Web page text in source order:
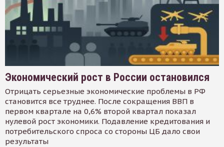
Экономический рост в России остановился
Отрицать серьезные экономические проблемы в РФ
становится все труднее. После сокращения ВВП в
первом квартале на 0,6% второй квартал показал
нулевой рост экономики. Подавление кредитования и
потребительского спроса со стороны ЦБ дало свои
результаты